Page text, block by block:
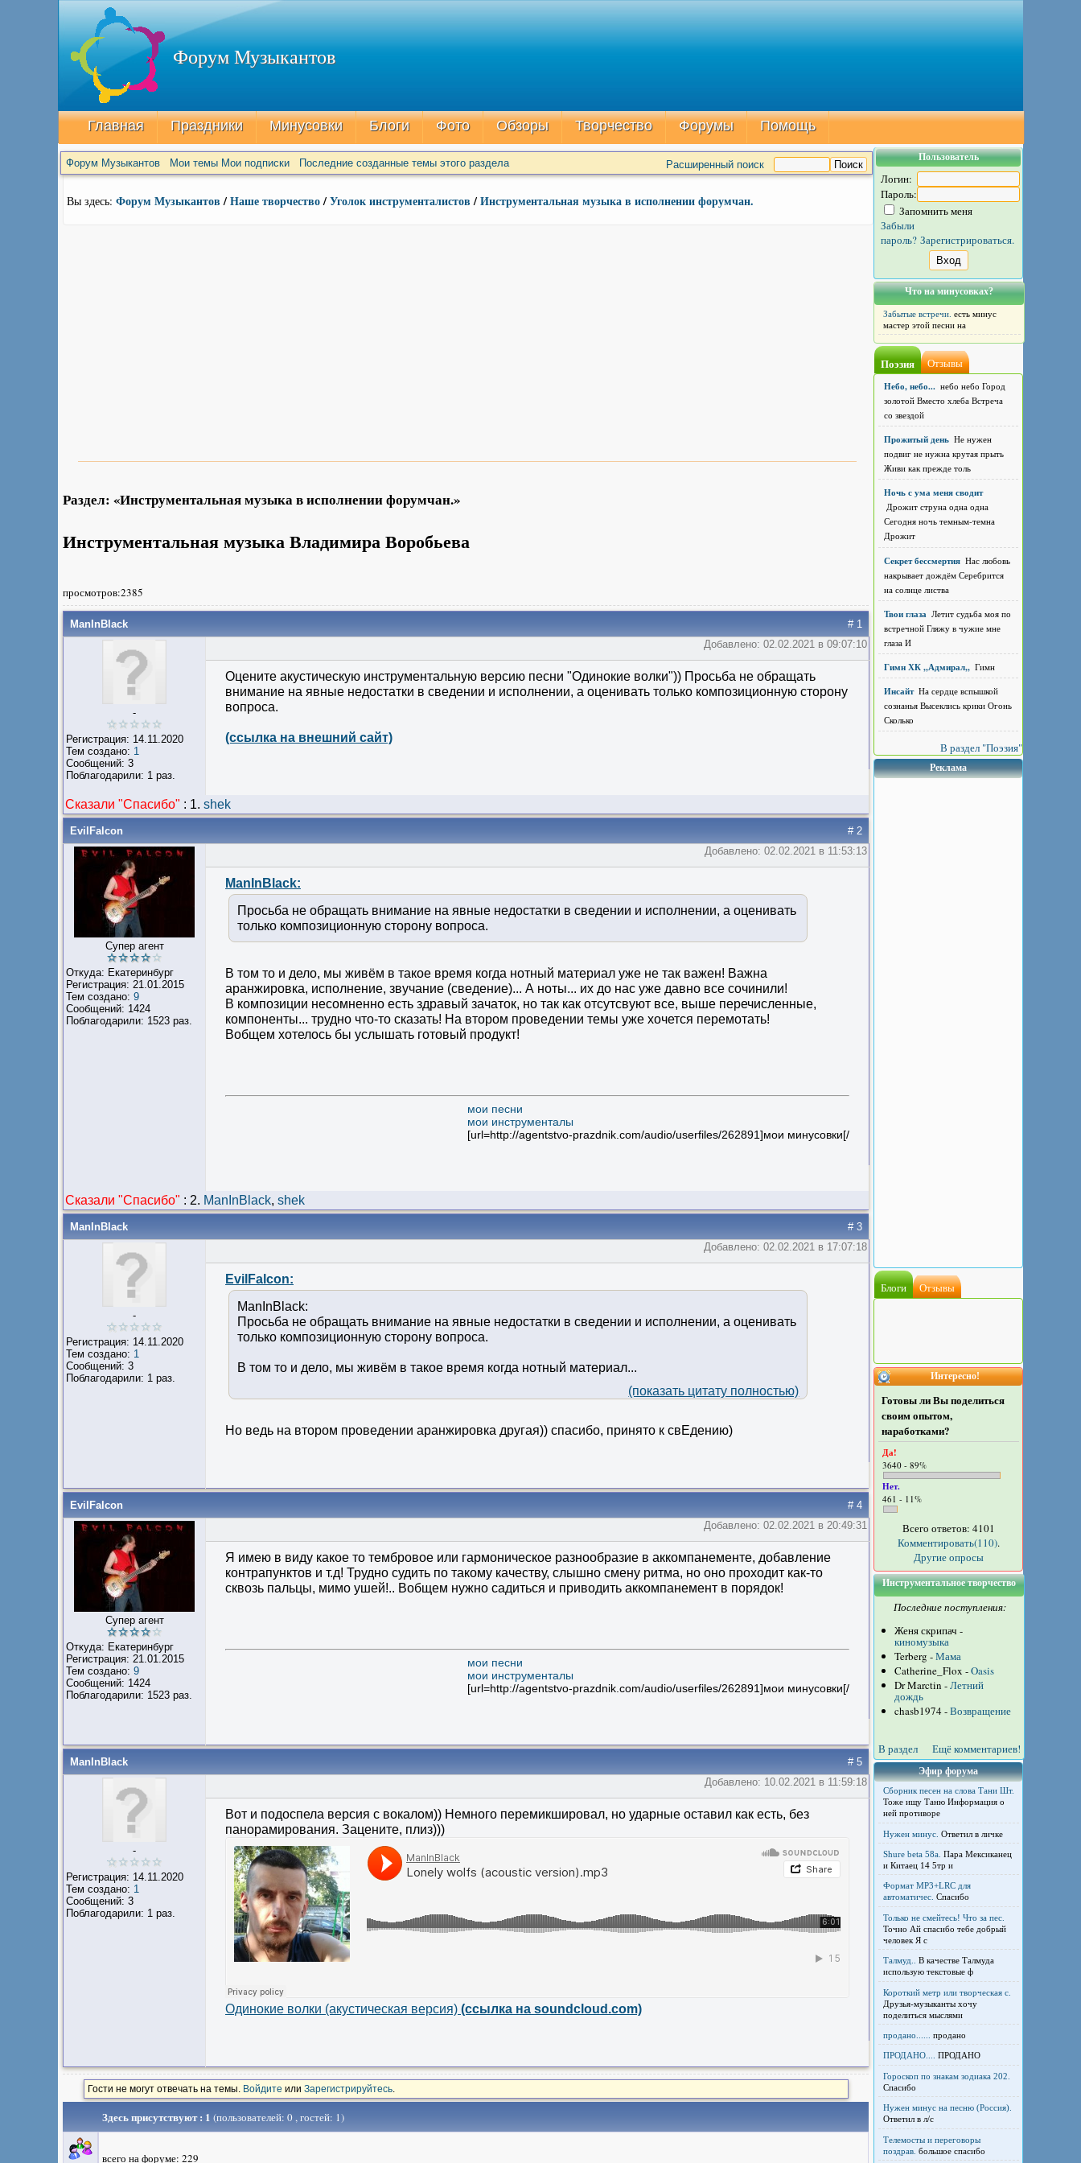
Форум Музыкантов
Главная Праздники Минусовки Блоги Фото Обзоры Творчество Форумы Помощь
Форум Музыкантов Мои темы Мои подписки Последние созданные темы этого раздела Расширенный поиск
Вы здесь: Форум Музыкантов/Наше творчество/Уголок инструменталистов/Инструментальная музыка в исполнении форумчан.
Раздел: «Инструментальная музыка в исполнении форумчан.»
Инструментальная музыка Владимира Воробьева
просмотров:2385
ManInBlack # 1
-
Регистрация: 14.11.2020
Тем создано: 1
Сообщений: 3
Поблагодарили: 1 раз.
Добавлено: 02.02.2021 в 09:07:10
Оцените акустическую инструментальную версию песни "Одинокие волки")) Просьба не обращать
внимание на явные недостатки в сведении и исполнении, а оценивать только композиционную сторону
вопроса.
(ссылка на внешний сайт)
Сказали "Cпасибо" : 1. shek
EvilFalcon # 2
Супер агент
Откуда: Екатеринбург
Регистрация: 21.01.2015
Тем создано: 9
Сообщений: 1424
Поблагодарили: 1523 раз.
Добавлено: 02.02.2021 в 11:53:13
ManInBlack:
Просьба не обращать внимание на явные недостатки в сведении и исполнении, а оценивать
только композиционную сторону вопроса.
В том то и дело, мы живём в такое время когда нотный материал уже не так важен! Важна
аранжировка, исполнение, звучание (сведение)... А ноты... их до нас уже давно все сочинили!
В композиции несомненно есть здравый зачаток, но так как отсутсвуют все, выше перечисленные,
компоненты... трудно что-то сказать! На втором проведении темы уже хочется перемотать!
Вобщем хотелось бы услышать готовый продукт!
мои песни
мои инструменталы
[url=http://agentstvo-prazdnik.com/audio/userfiles/262891]мои минусовки[/
Сказали "Cпасибо" : 2. ManInBlack, shek
ManInBlack # 3
-
Регистрация: 14.11.2020
Тем создано: 1
Сообщений: 3
Поблагодарили: 1 раз.
Добавлено: 02.02.2021 в 17:07:18
EvilFalcon:
ManInBlack:
Просьба не обращать внимание на явные недостатки в сведении и исполнении, а оценивать
только композиционную сторону вопроса.
В том то и дело, мы живём в такое время когда нотный материал...
(показать цитату полностью)
Но ведь на втором проведении аранжировка другая)) спасибо, принято к свЕдению)
EvilFalcon # 4
Супер агент
Откуда: Екатеринбург
Регистрация: 21.01.2015
Тем создано: 9
Сообщений: 1424
Поблагодарили: 1523 раз.
Добавлено: 02.02.2021 в 20:49:31
Я имею в виду какое то тембровое или гармоническое разнообразие в аккомпанементе, добавление
контрапунктов и т.д! Трудно судить по такому качеству, слышно смену ритма, но оно проходит как-то
сквозь пальцы, мимо ушей!.. Вобщем нужно садиться и приводить аккомпанемент в порядок!
мои песни
мои инструменталы
[url=http://agentstvo-prazdnik.com/audio/userfiles/262891]мои минусовки[/
ManInBlack # 5
-
Регистрация: 14.11.2020
Тем создано: 1
Сообщений: 3
Поблагодарили: 1 раз.
Добавлено: 10.02.2021 в 11:59:18
Вот и подоспела версия с вокалом)) Немного перемикшировал, но ударные оставил как есть, без
панорамирования. Зацените, плиз)))
Одинокие волки (акустическая версия) (ссылка на soundcloud.com)
Гости не могут отвечать на темы. Войдите или Зарегистрируйтесь.
Здесь присутствуют : 1 (пользователей: 0 , гостей: 1)
всего на форуме: 229
Пользователь
Логин:
Пароль:
Запомнить меня
Забыли
пароль? Зарегистрироваться.
Что на минусовках?
Забытые встречи. есть минус
мастер этой песни на
Поэзия Отзывы
Небо, небо... небо небо Город
золотой Вместо хлеба Встреча
со звездой
Прожитый день Не нужен
подвиг не нужна крутая прыть
Живи как прежде толь
Ночь с ума меня сводит
Дрожит струна одна одна
Сегодня ночь темным-темна
Дрожит
Секрет бессмертия Нас любовь
накрывает дождём Серебрится
на солнце листва
Твои глаза Летит судьба моя по
встречной Гляжу в чужие мне
глаза И
Гимн ХК ,,Адмирал,, Гимн
Инсайт На сердце вспышкой
сознанья Высеклись крики Огонь
Сколько
В раздел "Поэзия"
Реклама
Блоги Отзывы
Интересно!
Готовы ли Вы поделиться
своим опытом,
наработками?
Да!
3640 - 89%
Нет.
461 - 11%
Всего ответов: 4101
Комментировать(110).
Другие опросы
Инструментальное творчество
Последние поступления:
Женя скрипач -
киномузыка
Terberg -Мама
Catherine_Flox -Oasis
Dr Marctin -Летний
дождь
chasb1974 -Возвращение
В раздел Ещё комментариев!
Эфир форума
Сборник песен на слова Тани Шт.
Тоже ищу Таню Информация о
ней противоре
Нужен минус. Ответил в личке
Shure beta 58а. Пара Мексиканец
и Китаец 14 5тр и
Формат MP3+LRC для
автоматичес. Спасибо
Только не смейтесь! Что за пес.
Точно Ай спасибо тебе добрый
человек Я с
Талмуд..
В качестве Талмуда
использую текстовые ф
Короткий метр или творческая с.
Друзья-музыканты хочу
поделиться мыслями
продано...... продано
ПРОДАНО.... ПРОДАНО
Гороскоп по знакам зодиака 202.
Спасибо
Нужен минус на песню (Россия).
Ответил в л/с
Телемосты и переговоры
поздрав. большое спасибо